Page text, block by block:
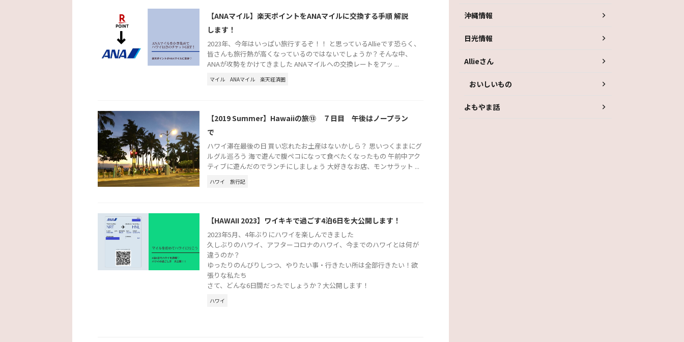
【ANAマイル】楽天ポイントをANAマイルに交換する手順 解説
します！
2023年、今年はいっぱい旅行するぞ！！ と思っているAllieです恐らく、
皆さんも旅行熱が高くなっているのではないでしょうか？そんな中、
ANAが攻勢をかけてきました ANAマイルへの交換レートをアッ ...
マイル ANAマイル 楽天経済圏
【2019 Summer】Hawaiiの旅⑬ ７日目 午後はノープラン
で
ハワイ滞在最後の日 買い忘れたお土産はないかしら？ 思いつくままにグ
ルグル巡ろう 海で遊んで腹ペコになって食べたくなったもの 午前中アク
ティブに遊んだのでランチにしましょう 大好きなお店、モンサラット ...
ハワイ 旅行記
【HAWAII 2023】ワイキキで過ごす4泊6日を大公開します！
2023年5月、4年ぶりにハワイを楽しんできました
久しぶりのハワイ、アフターコロナのハワイ、今までのハワイとは何が
違うのか？
ゆったりのんびりしつつ、やりたい事・行きたい所は全部行きたい！欲
張りな私たち
さて、どんな6日間だったでしょうか？大公開します！
ハワイ
沖縄情報
日光情報
Allieさん
おいしいもの
よもやま話